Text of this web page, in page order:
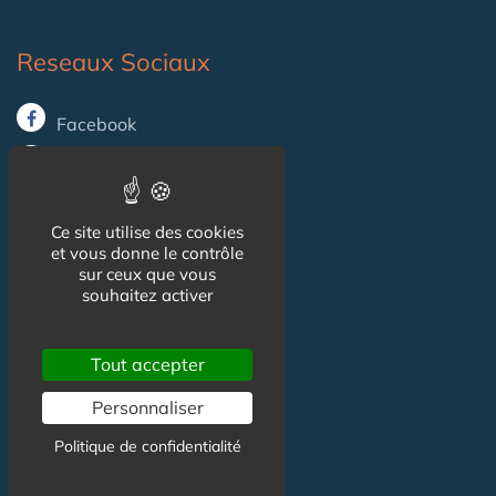
Reseaux Sociaux
Facebook
Informations
CGU
Mentions légales
Ce site utilise des cookies
et vous donne le contrôle
sur ceux que vous
souhaitez activer
Tout accepter
Personnaliser
Politique de confidentialité